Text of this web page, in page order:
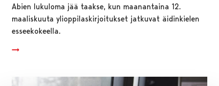
Abien lukuloma jää taakse, kun maanantaina 12.
maaliskuuta ylioppilaskirjoitukset jatkuvat äidinkielen
esseekokeella.